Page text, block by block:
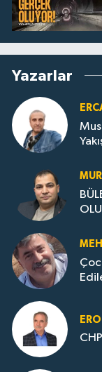
Yazarlar